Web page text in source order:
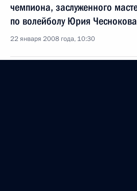
чемпиона, заслуженного
по волейболу Юрия
22 января 2008 года, 10:30